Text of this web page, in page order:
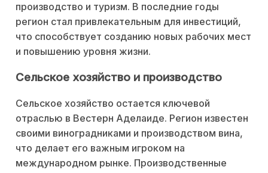
производство и туризм. В последние годы
регион стал привлекательным для инвестиций,
что способствует созданию новых рабочих мест
и повышению уровня жизни.
Сельское хозяйство и производство
Сельское хозяйство остается ключевой
отраслью в Вестерн Аделаиде. Регион известен
своими виноградниками и производством вина,
что делает его важным игроком на
международном рынке. Производственные